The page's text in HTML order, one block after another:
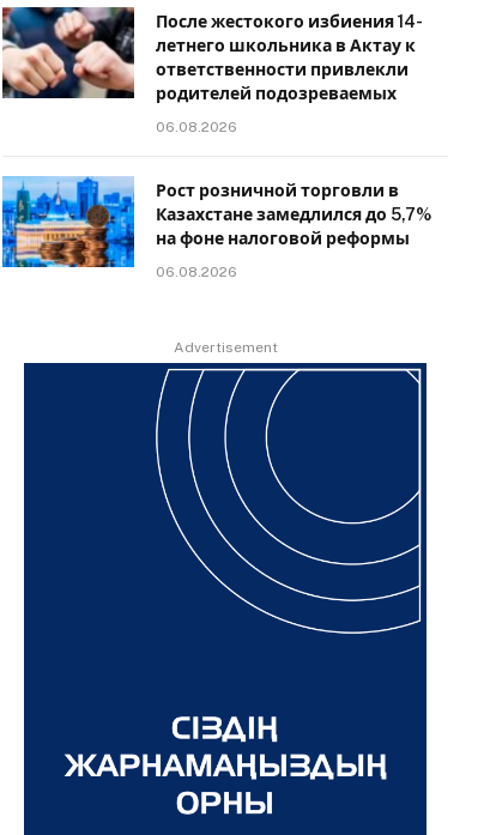
После жестокого избиения 14-
летнего школьника в Актау к
ответственности привлекли
родителей подозреваемых
06.08.2026
Рост розничной торговли в
Казахстане замедлился до 5,7%
на фоне налоговой реформы
06.08.2026
Advertisement